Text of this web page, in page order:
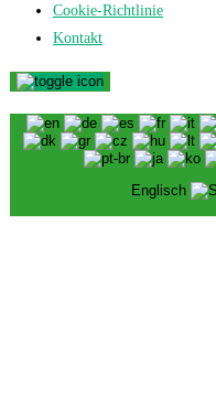
Cookie-Richtlinie
Kontakt
Englisch